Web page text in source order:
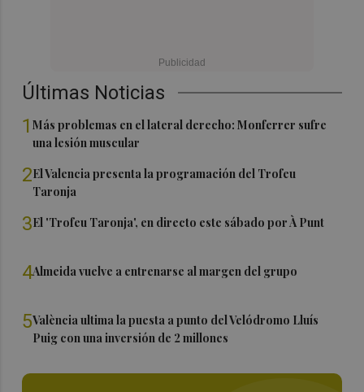
Últimas Noticias
1Más problemas en el lateral derecho: Monferrer sufre
una lesión muscular
2El Valencia presenta la programación del Trofeu
Taronja
3El 'Trofeu Taronja', en directo este sábado por À Punt
4Almeida vuelve a entrenarse al margen del grupo
5València ultima la puesta a punto del Velódromo Lluís
Puig con una inversión de 2 millones